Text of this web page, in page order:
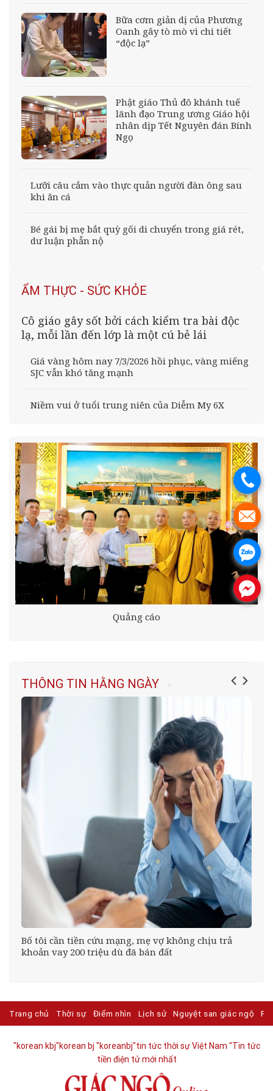
Bữa cơm giản dị của Phương
Oanh gây tò mò vì chi tiết
“độc lạ”
Phật giáo Thủ đô khánh tuế
lãnh đạo Trung ương Giáo hội
nhân dịp Tết Nguyên đán Bính
Ngọ
Lưỡi câu cắm vào thực quản người đàn ông sau
khi ăn cá
Bé gái bị mẹ bắt quỳ gối di chuyển trong giá rét,
dư luận phẫn nộ
ẨM THỰC - SỨC KHỎE
Cô giáo gây sốt bởi cách kiểm tra bài độc
lạ, mỗi lần đến lớp là một cú bẻ lái
Giá vàng hôm nay 7/3/2026 hồi phục, vàng miếng
SJC vẫn khó tăng mạnh
Niềm vui ở tuổi trung niên của Diễm My 6X
Quảng cáo
THÔNG TIN HẰNG NGÀY
Bố tôi cần tiền cứu mạng, mẹ vợ không chịu trả
khoản vay 200 triệu dù đã bán đất
Trang chủ Thời sự Điểm nhìn Lịch sử Nguyệt san giác ngộ
"korean kbj​"korean bj "koreanbj​"tin tức thời sự Việt Nam "Tin tức
tiền điện tử mới nhất​
.
.
.
.